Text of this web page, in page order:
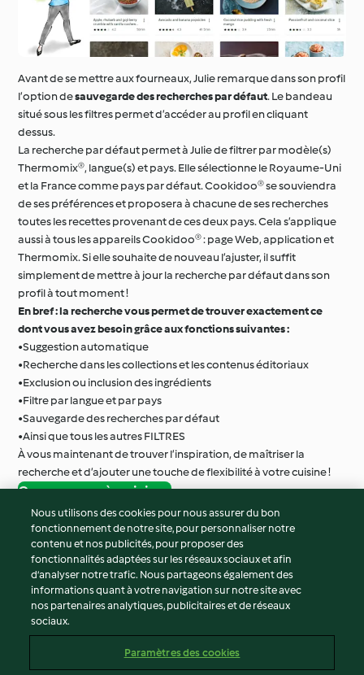
Avant de se mettre aux fourneaux, Julie remarque dans son profil
l’option desauvegarde des recherches par défaut. Le bandeau
situé sous les filtres permet d’accéder au profil en cliquant
dessus.
La recherche par défaut permet à Julie de filtrer par modèle(s)
Thermomix®, langue(s) et pays. Elle sélectionne le Royaume-Uni
et la France comme pays par défaut. Cookidoo® se souviendra
de ses préférences et proposera à chacune de ses recherches
toutes les recettes provenant de ces deux pays. Cela s’applique
aussi à tous les appareils Cookidoo® : page Web, application et
Thermomix. Si elle souhaite de nouveau l’ajuster, il suffit
simplement de mettre à jour la recherche par défaut dans son
profil à tout moment !
En bref : la recherche vous permet de trouver exactement ce
dont vous avez besoin grâce aux fonctions suivantes :
•Suggestion automatique
•Recherche dans les collections et les contenus éditoriaux
•Exclusion ou inclusion des ingrédients
•Filtre par langue et par pays
•Sauvegarde des recherches par défaut
•Ainsi que tous les autres FILTRES
À vous maintenant de trouver l’inspiration, de maîtriser la
recherche et d’ajouter une touche de flexibilité à votre cuisine !
Commencer à cuisiner
© Copyright 2026
Conditions d'utilisation
Politique de confidentialité
Non-responsabilité
Mentions légales
Contenu du rapport
Nous utilisons des cookies pour nous assurer du bon
fonctionnement de notre site, pour personnaliser notre
contenu et nos publicités, pour proposer des
fonctionnalités adaptées sur les réseaux sociaux et afin
d’analyser notre trafic. Nous partageons également des
informations quant à votre navigation sur notre site avec
nos partenaires analytiques, publicitaires et de réseaux
sociaux.
Paramètres des cookies